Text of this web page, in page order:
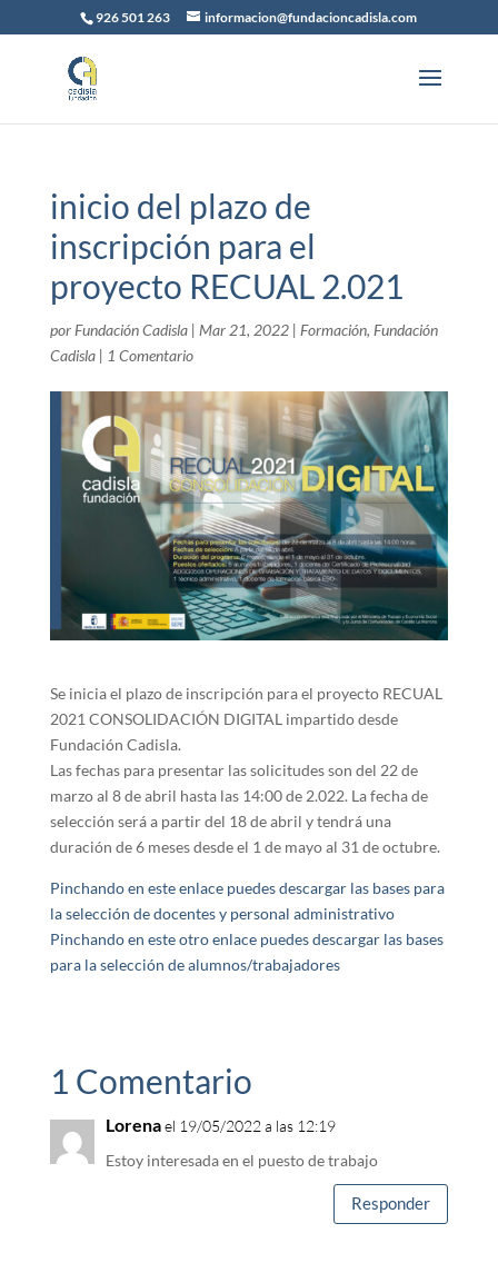
926 501 263 informacion@fundacioncadisla.com
inicio del plazo de
inscripción para el
proyecto RECUAL 2.021
por Fundación Cadisla| Mar 21, 2022| Formación, Fundación
Cadisla| 1 Comentario
Se inicia el plazo de inscripción para el proyecto RECUAL
2021 CONSOLIDACIÓN DIGITAL impartido desde
Fundación Cadisla.
Las fechas para presentar las solicitudes son del 22 de
marzo al 8 de abril hasta las 14:00 de 2.022. La fecha de
selección será a partir del 18 de abril y tendrá una
duración de 6 meses desde el 1 de mayo al 31 de octubre.
Pinchando en este enlace puedes descargar las bases para
la selección de docentes y personal administrativo
Pinchando en este otro enlace puedes descargar las bases
para la selección de alumnos/trabajadores
1 Comentario
Lorenael 19/05/2022 a las 12:19
Estoy interesada en el puesto de trabajo
Responder